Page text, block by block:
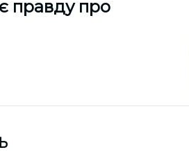
правду про